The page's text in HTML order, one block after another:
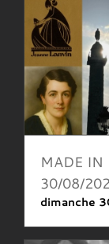
MADE IN
30/08/
dimanche